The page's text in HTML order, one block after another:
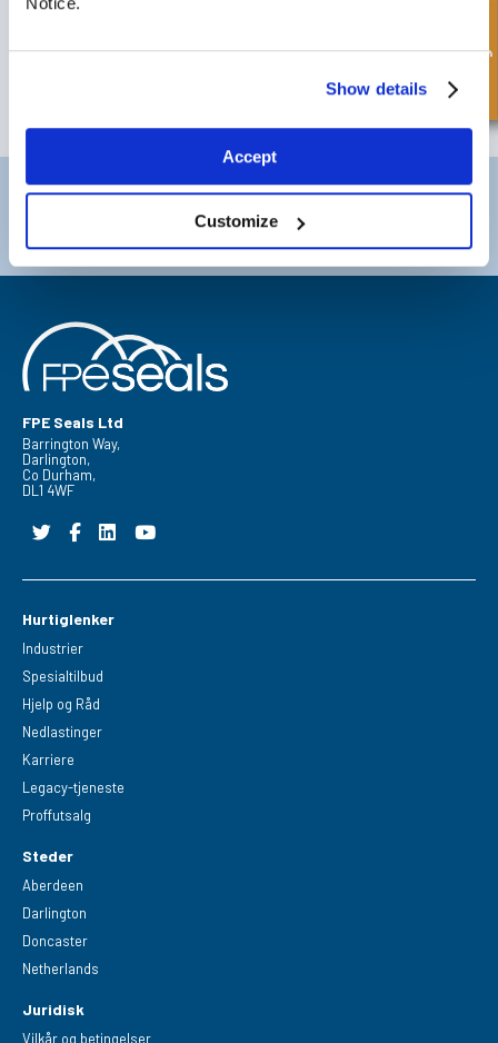
Show details
Accept
Customize
MELD DEG PÅ VÅRT NYHETSBREV
Darlington
+44 (0) 1325 282732
Doncaster
Telefon:
FPE Seals Ltd
Barrington Way,
Darlington,
Co Durham,
DL1 4WF
Hurtiglenker
Industrier
Spesialtilbud
Hjelp og Råd
Nedlastinger
Karriere
Legacy-tjeneste
Proffutsalg
Steder
Aberdeen
Darlington
Doncaster
Netherlands
Juridisk
Vilkår og betingelser